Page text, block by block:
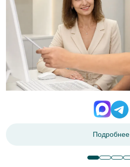
Подробнее
Подробнее
Подробнее
Подробнее